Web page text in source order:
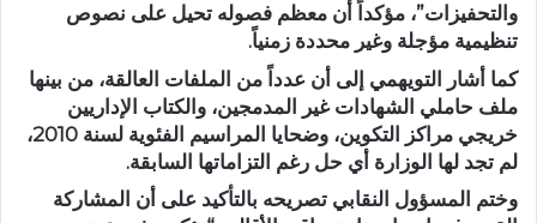
والتحفيزات”، مؤكداً أن معظم فصوله تحيل على نصوص
تنظيمية مؤجلة وغير محددة زمنياً.
كما أشار التويهمي إلى أن عدداً من الملفات العالقة، من بينها
ملف حاملي الشهادات غير المدمجين، والكتاب الإداريين
خريجي مراكز التكوين، وضحايا المراسيم الفئوية لسنة 2010،
لم تجد لها الوزارة أي حل رغم التزاماتها السابقة.
وختم المسؤول النقابي تصريحه بالتأكيد على أن المشاركة